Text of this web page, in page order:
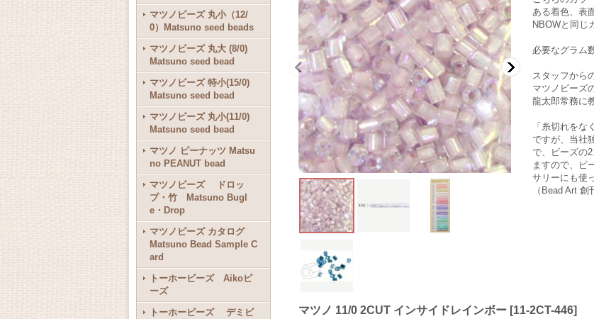
マツノビーズ 丸小（12/
0）Matsuno seed beads
マツノビーズ 丸大 (8/0)
Matsuno seed bead
マツノビーズ 特小(15/0)
Matsuno seed bead
マツノビーズ 丸小(11/0)
Matsuno seed bead
マツノ ピーナッツ Matsu
no PEANUT bead
マツノビーズ ドロッ
プ・竹 Matsuno Bugl
e・Drop
マツノビーズ カタログ
Matsuno Bead Sample C
ard
トーホービーズ Aikoビ
ーズ
トーホービーズ デミビ
ある着色、表
NBOWと同じ
必要なグラム
スタッフから
マツノビーズ
龍太郎常務に
「糸切れを
ですが、当社
で、ビーズの
ますので、ビ
サリーにも使
（Bead Art 創
マツノ 11/0 2CUT インサイドレインボー [11-2CT-446]